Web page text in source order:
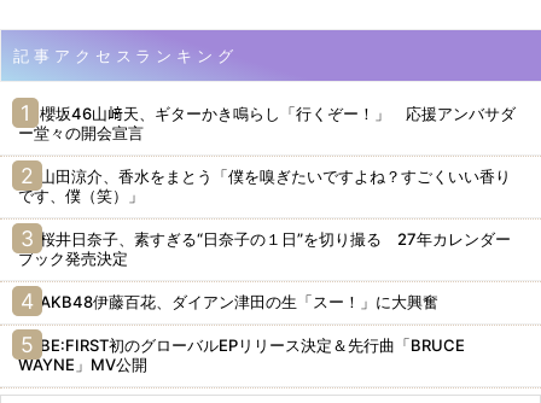
記事アクセスランキング
櫻坂46山﨑天、ギターかき鳴らし「行くぞー！」 応援アンバサダ
ー堂々の開会宣言
山田涼介、香水をまとう「僕を嗅ぎたいですよね？すごくいい香り
です、僕（笑）」
桜井日奈子、素すぎる“日奈子の１日”を切り撮る 27年カレンダー
ブック発売決定
AKB48伊藤百花、ダイアン津田の生「スー！」に大興奮
BE:FIRST初のグローバルEPリリース決定＆先行曲「BRUCE
WAYNE」MV公開